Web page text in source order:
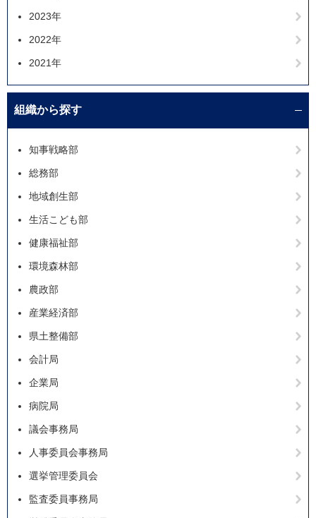
2023年
2022年
2021年
組織から探す
知事戦略部
総務部
地域創生部
生活こども部
健康福祉部
環境森林部
農政部
産業経済部
県土整備部
会計局
企業局
病院局
議会事務局
人事委員会事務局
選挙管理委員会
監査委員事務局